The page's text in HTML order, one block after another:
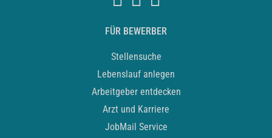
FÜR BEWERBER
Stellensuche
Lebenslauf anlegen
Arbeitgeber entdecken
Arzt und Karriere
JobMail Service